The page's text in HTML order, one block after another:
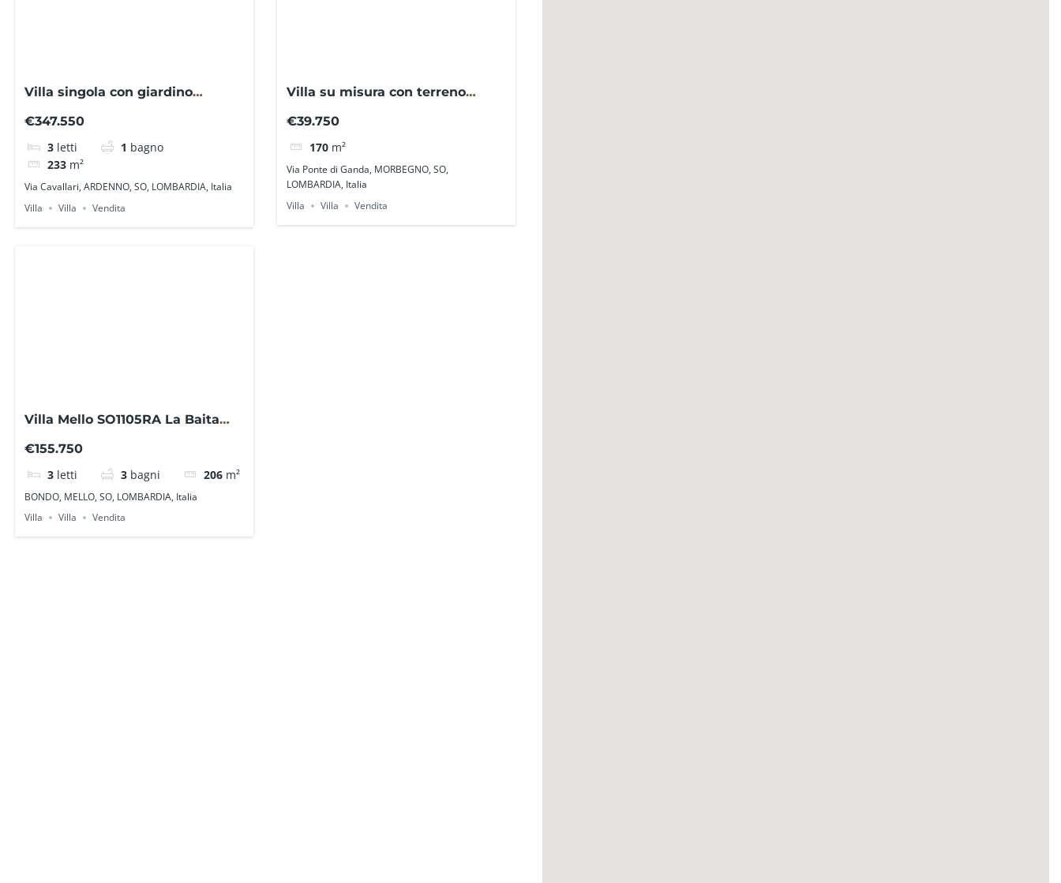
Villa singola con giardino
La Baita Case
€347.550
3 letti 1 bagno
233 m²
Via Cavallari, ARDENNO, SO, LOMBARDIA, Italia
Villa
Villa Vendita
Villa su misura con terreno
Case
€39.750
170 m²
Via Ponte di Ganda, MORBEGNO, SO,
LOMBARDIA, Italia
Villa
Villa Vendita
Villa Mello SO1105RA La Baita
€155.750
3 letti 3 bagni 206 m²
BONDO, MELLO, SO, LOMBARDIA, Italia
Villa
Villa Vendita